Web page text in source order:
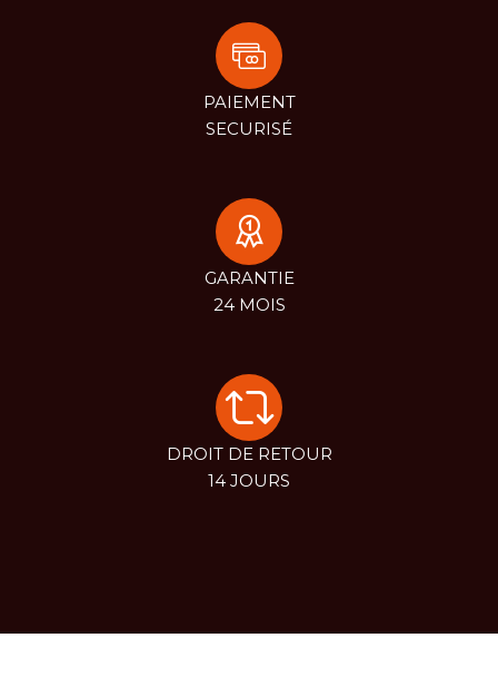
PAIEMENT
SECURISÉ
GARANTIE
24 MOIS
DROIT DE RETOUR
14 JOURS